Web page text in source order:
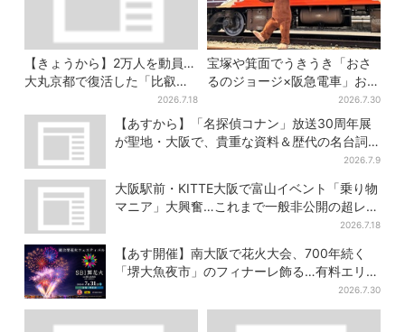
【きょうから】2万人を動員…
大丸京都で復活した「比叡山
お化け屋敷」、コース延長
で“怖さ”パワーアップ
2026.7.18
宝塚や箕面でうきうき「おさ
るのジョージ×阪急電車」お披
露目！マルーンの制服で神
戸・宝塚・京都各線に添乗
2026.7.30
【あすから】「名探偵コナン」放送30周年展
が聖地・大阪で、貴重な資料＆歴代の名台詞
2026.7.9
大阪駅前・KITTE大阪で富山イベント「乗り物
マニア」大興奮…これまで一般非公開の超レア
2026.7.18
【あす開催】南大阪で花火大会、700年続く
「堺大魚夜市」のフィナーレ飾る…有料エリア
2026.7.30